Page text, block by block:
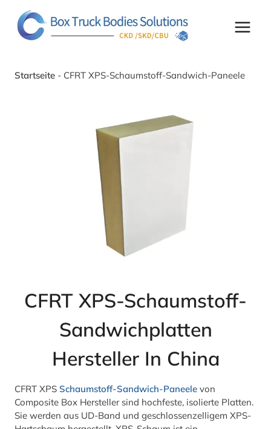
Inhalt
springen
Startseite - CFRT XPS-Schaumstoff-Sandwich-Paneele
CFRT XPS-Schaumstoff-
Sandwichplatten
Hersteller In China
CFRT XPS Schaumstoff-Sandwich-Paneele von
Composite Box Hersteller sind hochfeste, isolierte Platten.
Sie werden aus UD-Band und geschlossenzelligem XPS-